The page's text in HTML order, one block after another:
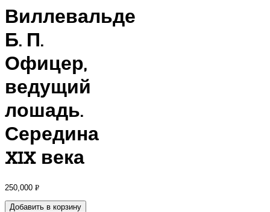
Виллевальде
Б. П.
Офицер,
ведущий
лошадь.
Середина
XIX века
250,000 Р
Добавить в корзину